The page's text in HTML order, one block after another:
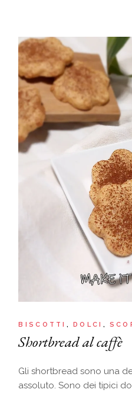
BISCOTTI DOLCI
Shortbread al caffè
Gli shortbread sono una
assoluto. Sono dei tipici